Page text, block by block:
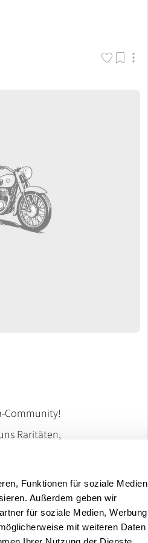
Funktionen für soziale Medien
Außerdem geben wir
für soziale Medien, Werbung
mit weiteren Daten
Community!
Raritäten,
Sie ein in